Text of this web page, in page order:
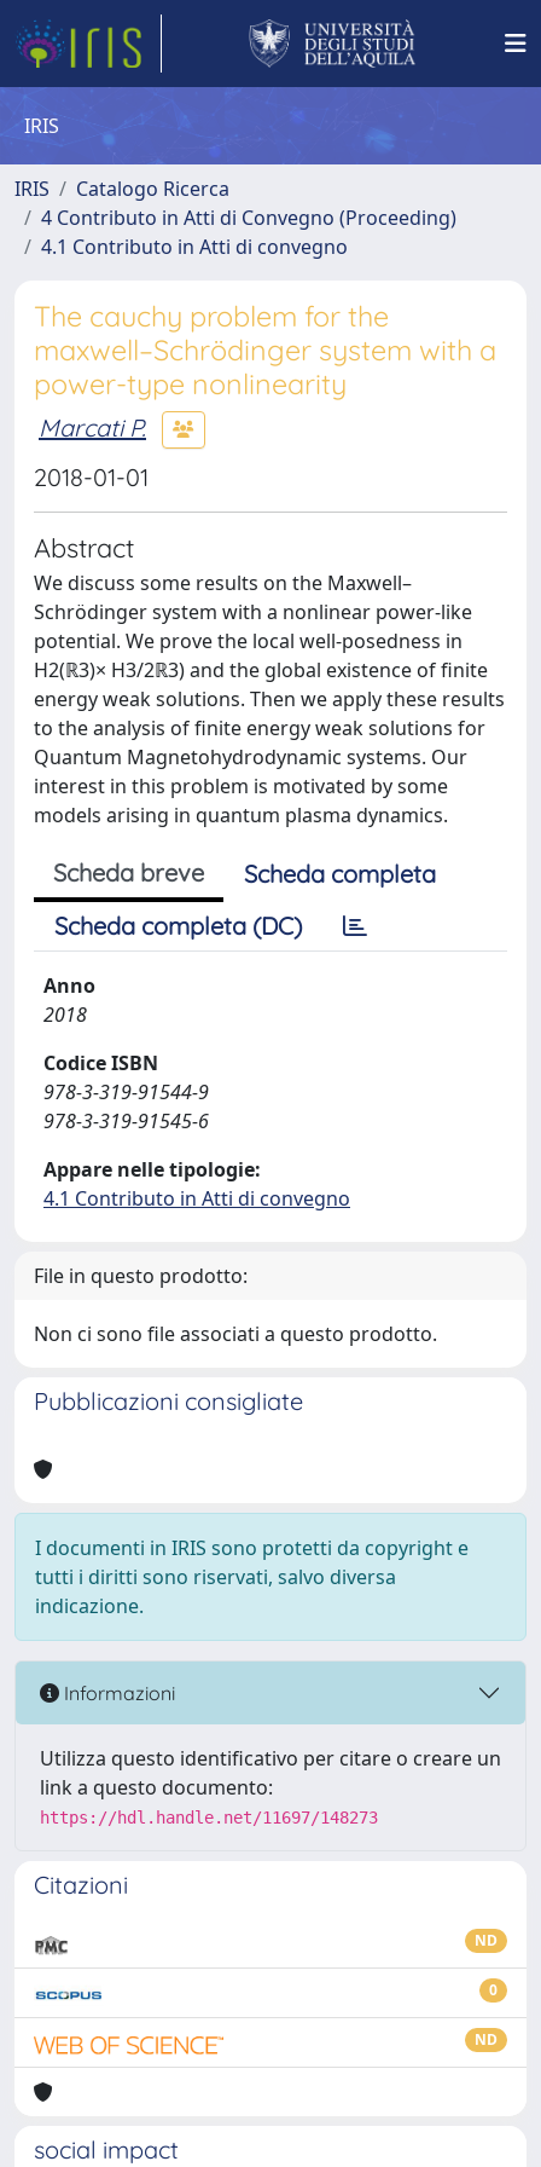
IRIS
IRIS
Catalogo Ricerca
4 Contributo in Atti di Convegno (Proceeding)
4.1 Contributo in Atti di convegno
The cauchy problem for the
maxwell–Schrödinger system with a
power-type nonlinearity
Marcati P.
2018-01-01
Abstract
We discuss some results on the Maxwell–
Schrödinger system with a nonlinear power-like
potential. We prove the local well-posedness in
H2(ℝ3)× H3/2ℝ3) and the global existence of finite
energy weak solutions. Then we apply these results
to the analysis of finite energy weak solutions for
Quantum Magnetohydrodynamic systems. Our
interest in this problem is motivated by some
models arising in quantum plasma dynamics.
Scheda breve
Scheda completa
Scheda completa (DC)
Anno
2018
Codice ISBN
978-3-319-91544-9
978-3-319-91545-6
Appare nelle tipologie:
4.1 Contributo in Atti di convegno
File in questo prodotto:
Non ci sono file associati a questo prodotto.
Pubblicazioni consigliate
I documenti in IRIS sono protetti da copyright e
tutti i diritti sono riservati, salvo diversa
indicazione.
Informazioni
Utilizza questo identificativo per citare o creare un
link a questo documento:
https://hdl.handle.net/11697/148273
Citazioni
ND
0
ND
social impact